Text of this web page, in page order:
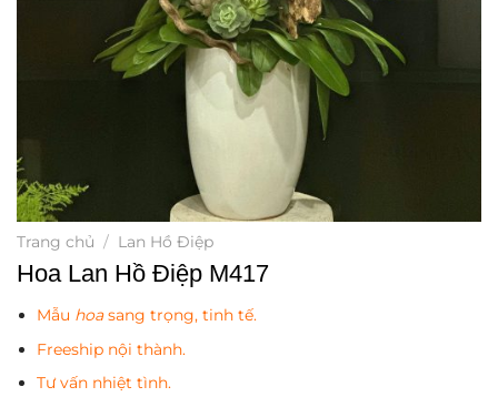
Trang chủ / Lan Hồ Điệp
Hoa Lan Hồ Điệp M417
Mẫu hoasang trọng, tinh tế.
Freeship nội thành.
Tư vấn nhiệt tình.